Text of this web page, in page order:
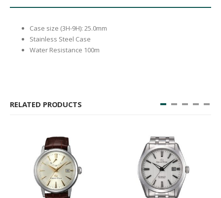
Case size (3H-9H): 25.0mm
Stainless Steel Case
Water Resistance 100m
RELATED PRODUCTS